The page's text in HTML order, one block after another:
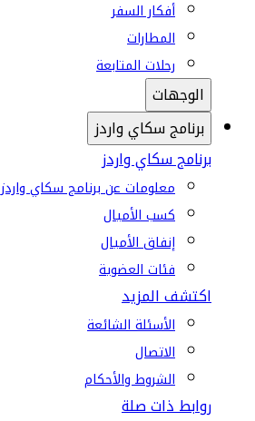
أفكار السفر
المطارات
رحلات المتابعة
الوجهات
برنامج سكاي واردز
برنامج سكاي واردز
معلومات عن برنامج سكاي واردز
كسب الأميال
إنفاق الأميال
فئات العضوية
اكتشف المزيد
الأسئلة الشائعة
الاتصال
الشروط والأحكام
روابط ذات صلة